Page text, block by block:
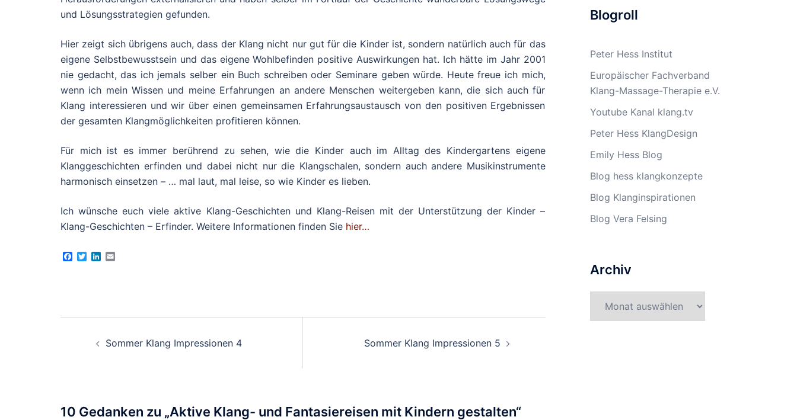
und Lösungsstrategien gefunden.
Hier zeigt sich übrigens auch, dass der Klang nicht nur gut für die Kinder ist, sondern natürlich auch für das
eigene Selbstbewusstsein und das eigene Wohlbefinden positive Auswirkungen hat. Ich hätte im Jahr 2001
nie gedacht, das ich jemals selber ein Buch schreiben oder Seminare geben würde. Heute freue ich mich,
wenn ich mein Wissen und meine Erfahrungen an andere Menschen weitergeben kann, die sich auch für
Klang interessieren und wir über einen gemeinsamen Erfahrungsaustausch von den positiven Ergebnissen
der gesamten Klangmöglichkeiten profitieren können.
Für mich ist es immer berührend zu sehen, wie die Kinder auch im Alltag des Kindergartens eigene
Klanggeschichten erfinden und dabei nicht nur die Klangschalen, sondern auch andere Musikinstrumente
harmonisch einsetzen – … mal laut, mal leise, so wie Kinder es lieben.
Ich wünsche euch viele aktive Klang-Geschichten und Klang-Reisen mit der Unterstützung der Kinder –
Klang-Geschichten – Erfinder. Weitere Informationen finden Sie hier…
Facebook
TwitterLinkedIn
Sommer Klang Impressionen 4 Sommer Klang Impressionen 5
10 Gedanken zu „Aktive Klang- und Fantasiereisen mit Kindern gestalten“
Blogroll
Peter Hess Institut
Europäischer Fachverband
Klang-Massage-Therapie e.V.
Youtube Kanal klang.tv
Peter Hess KlangDesign
Emily Hess Blog
Blog hess klangkonzepte
Blog Klanginspirationen
Blog Vera Felsing
Archiv